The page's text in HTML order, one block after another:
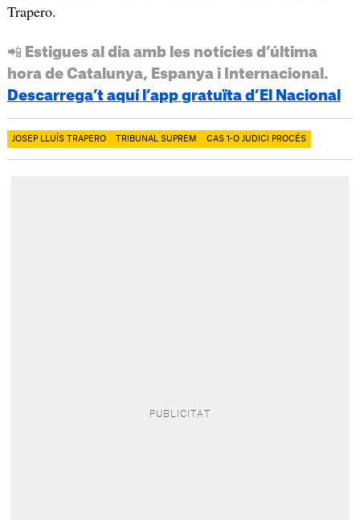
Trapero.
📲 Estigues al dia amb les notícies d’última
hora de Catalunya, Espanya i Internacional.
Descarrega’t aquí l’app gratuïta d’El Nacional
JOSEP LLUÍS TRAPERO TRIBUNAL SUPREM CAS 1-O JUDICI PROCÉS